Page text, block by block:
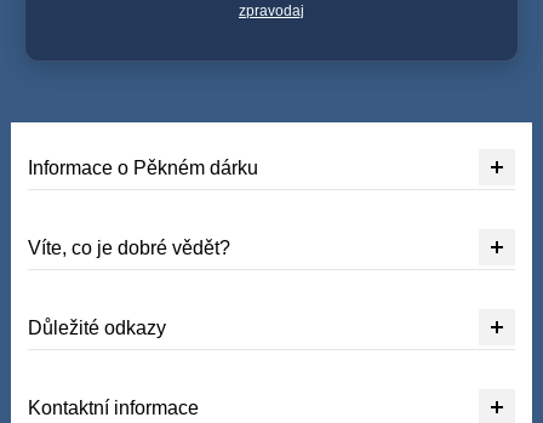
zpravodaj
Informace o Pěkném dárku
Víte, co je dobré vědět?
Důležité odkazy
Kontaktní informace